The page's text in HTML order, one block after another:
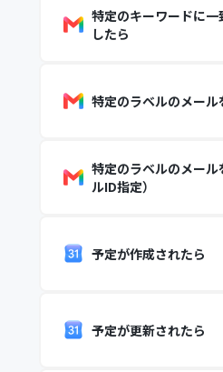
特定のキーワードに
したら
特定のラベルのメール
特定のラベルのメー
ルID指定）
予定が作成されたら
予定が更新されたら